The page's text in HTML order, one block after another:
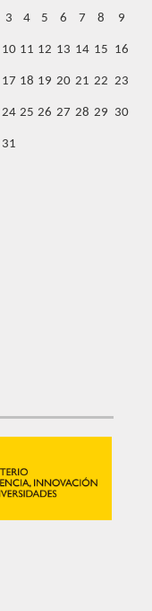
3 4 5 6 7 8 9
10 11 12 13 14 15 16
17 18 19 20 21 22 23
24 25 26 27 28 29 30
31